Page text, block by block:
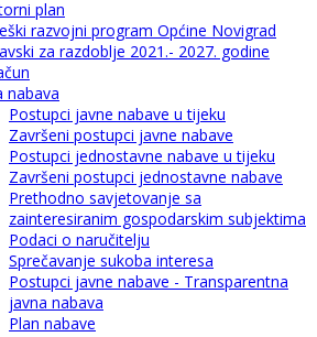
plan
razvojni program Općine Novigrad
za razdoblje 2021.- 2027. godine
nabava
Postupci javne nabave u tijeku
Završeni postupci javne nabave
Postupci jednostavne nabave u tijeku
Završeni postupci jednostavne nabave
Prethodno savjetovanje sa
zainteresiranim gospodarskim subjektima
Podaci o naručitelju
Sprečavanje sukoba interesa
Postupci javne nabave - Transparentna
javna nabava
Plan nabave